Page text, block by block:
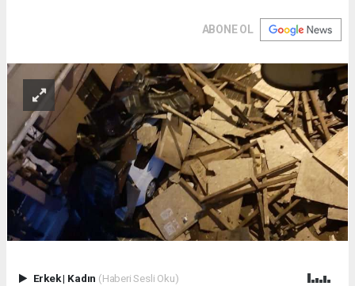
ABONE OL
Erkek| Kadın (Haberi Sesli Oku)